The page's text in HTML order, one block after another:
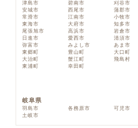
津島市
碧南市 刈谷市
安城市
西尾市 蒲郡市
常滑市
江南市 小牧市
東海市
大府市 知多市
尾張旭市
高浜市 岩倉市
日進市
愛西市 清須市
弥富市
みよし市 あま市
東郷町
豊山町 大口町
大治町
蟹江町 飛島村
東浦町
幸田町
岐阜県
羽島市 各務原市 可児市
土岐市